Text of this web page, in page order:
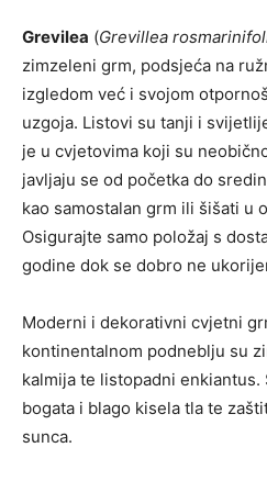
Grevilea (Grevillea
zimzeleni grm, podsjeća na
izgledom već i svojom
uzgoja. Listovi su tanji i
je u cvjetovima koji su
javljaju se od početka do
kao samostalan grm ili šišati u
Osigurajte samo položaj s
godine dok se dobro ne
Moderni i dekorativni cvjetni
kontinentalnom podneblju su
kalmija te listopadni enkiantus.
bogata i blago kisela tla te
sunca.